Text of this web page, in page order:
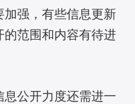
加强，有些信息更新
范围和内容有待进
公开力度还需进一